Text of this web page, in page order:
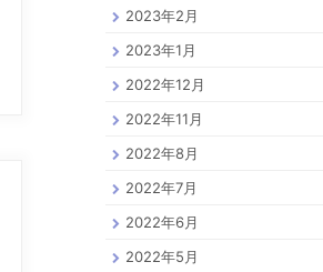
2023年2月
2023年1月
2022年12月
2022年11月
2022年8月
2022年7月
2022年6月
2022年5月